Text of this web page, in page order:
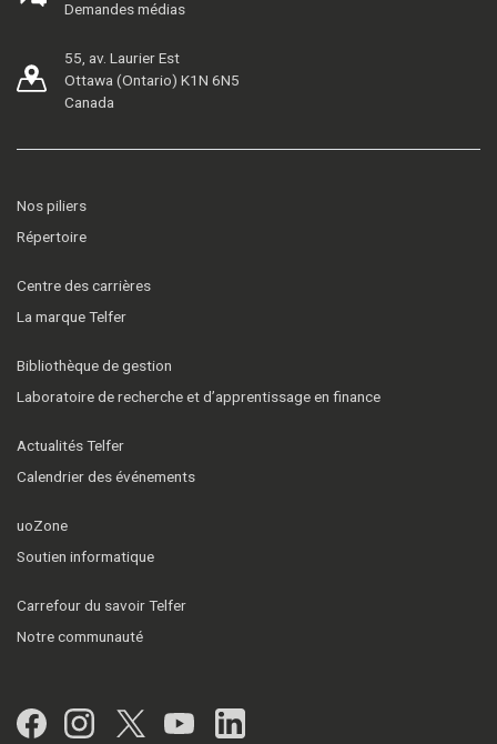
Demandes médias
55, av. Laurier Est
Ottawa (Ontario) K1N 6N5
Canada
Nos piliers
Répertoire
Centre des carrières
La marque Telfer
Bibliothèque de gestion
Laboratoire de recherche et d’apprentissage en finance
Actualités Telfer
Calendrier des événements
uoZone
Soutien informatique
Carrefour du savoir Telfer
Notre communauté
Facebook
Instagram
Twitter
YouTubeLinkedIn